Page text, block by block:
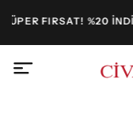
FIRSAT! %20